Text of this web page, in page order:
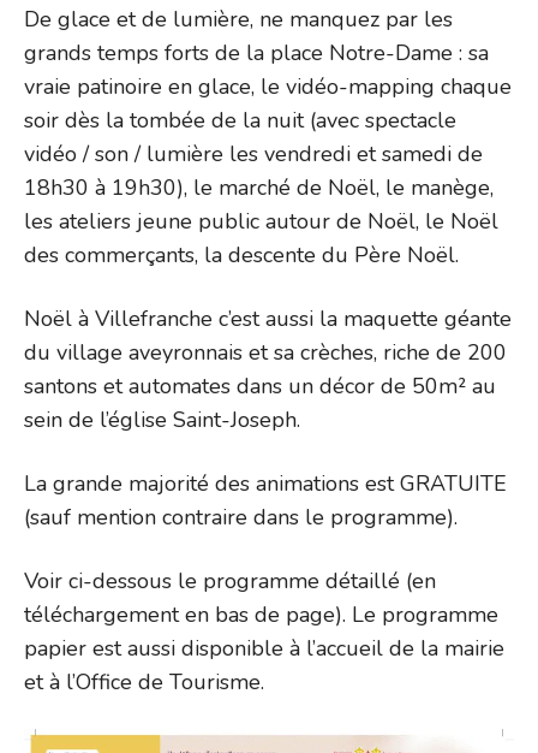
De glace et de lumière, ne manquez par les
grands temps forts de la place Notre-Dame : sa
vraie patinoire en glace, le vidéo-mapping chaque
soir dès la tombée de la nuit (avec spectacle
vidéo / son / lumière les vendredi et samedi de
18h30 à 19h30), le marché de Noël, le manège,
les ateliers jeune public autour de Noël, le Noël
des commerçants, la descente du Père Noël.
Noël à Villefranche c’est aussi la maquette géante
du village aveyronnais et sa crèches, riche de 200
santons et automates dans un décor de 50m² au
sein de l’église Saint-Joseph.
La grande majorité des animations est GRATUITE
(sauf mention contraire dans le programme).
Voir ci-dessous le programme détaillé (en
téléchargement en bas de page). Le programme
papier est aussi disponible à l’accueil de la mairie
et à l’Office de Tourisme.